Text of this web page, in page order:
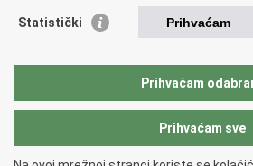
Hrvatska odvjetnička komora
Europski pravosudni portal
Copyright © 2026 Ministarstvo pravosuđa,
Statistički Prihvaćam
Prihvaćam
Prihvaćam sve